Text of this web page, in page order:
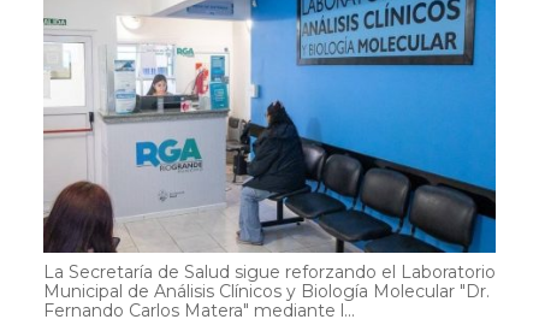
La Secretaría de Salud sigue reforzando el Laboratorio
Municipal de Análisis Clínicos y Biología Molecular "Dr.
Fernando Carlos Matera" mediante l...